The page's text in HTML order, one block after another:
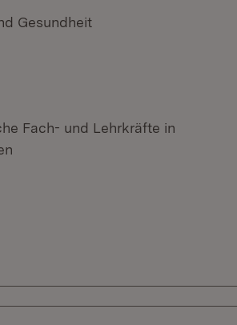
Gesundheit
Fach- und Lehrkräfte in